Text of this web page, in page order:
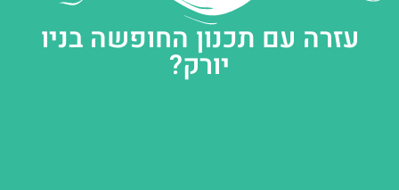
עזרה עם תכנון החופשה בניו
יורק?